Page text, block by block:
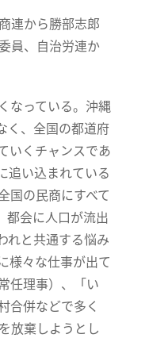
連から勝部志郎
員、自治労連か
なっている。沖縄
く、全国の都道府
いくチャンスであ
追い込まれている
国の民商にすべて
都会に人口が流出
れと共通する悩み
様々な仕事が出て
任理事）、「い
合併などで多く
放棄しようとし